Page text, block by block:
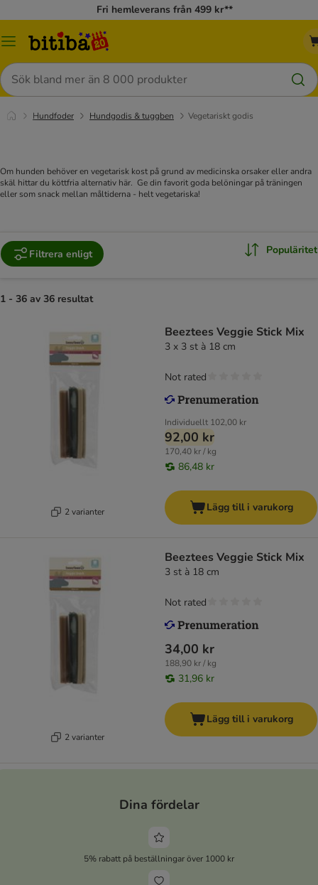
Fri hemleverans från 499 kr**
Meny
Sök
Hundfoder Hundgodis & tuggben Vegetariskt godis
Om hunden behöver en vegetarisk kost på grund av medicinska orsaker eller andra
skäl hittar du köttfria alternativ här. Ge din favorit goda belöningar på träningen
eller som snack mellan måltiderna - helt vegetariska!
Filtrera enligt Populäritet
1 - 36 av 36 resultat
2 varianter
Beeztees Veggie Stick Mix
3 x 3 st à 18 cm
Individuellt 102,00 kr
92,00 kr
170,40 kr / kg
86,48 kr
Not rated
Lägg till i varukorg
2 varianter
Beeztees Veggie Stick Mix
3 st à 18 cm
34,00 kr
188,90 kr / kg
31,96 kr
Not rated
Lägg till i varukorg
Dina fördelar
5% rabatt på beställningar över 1000 kr